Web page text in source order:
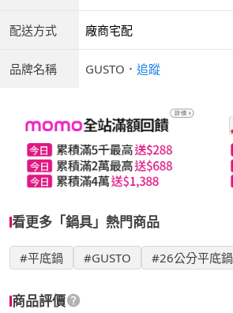
配送方式 廠商宅配
品牌名稱 GUSTO ． 追蹤
看更多「鍋具」熱門商品
#平底鍋 #GUSTO #26公分平底鍋
商品評價